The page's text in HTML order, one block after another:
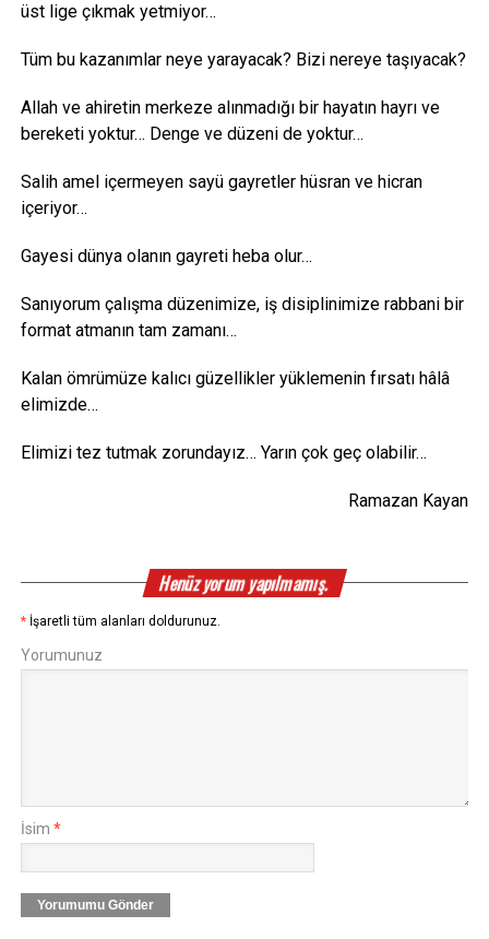
üst lige çıkmak yetmiyor…
Tüm bu kazanımlar neye yarayacak? Bizi nereye taşıyacak?
Allah ve ahiretin merkeze alınmadığı bir hayatın hayrı ve
bereketi yoktur… Denge ve düzeni de yoktur…
Salih amel içermeyen sayü gayretler hüsran ve hicran
içeriyor…
Gayesi dünya olanın gayreti heba olur…
Sanıyorum çalışma düzenimize, iş disiplinimize rabbani bir
format atmanın tam zamanı…
Kalan ömrümüze kalıcı güzellikler yüklemenin fırsatı hâlâ
elimizde…
Elimizi tez tutmak zorundayız… Yarın çok geç olabilir…
Ramazan Kayan
Henüz yorum yapılmamış.
* İşaretli tüm alanları doldurunuz.
Yorumunuz
İsim *
Yorumumu Gönder